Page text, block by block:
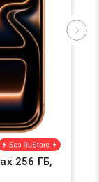
256 ГБ,